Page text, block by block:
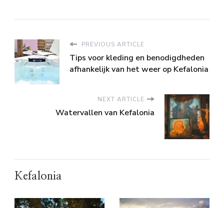
PREVIOUS ARTICLE
Tips voor kleding en benodigdheden
afhankelijk van het weer op Kefalonia
NEXT ARTICLE
Watervallen van Kefalonia
Kefalonia